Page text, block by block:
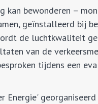
bewonderen –
geïnstalleerd bij
de luchtkwaliteit
van de
tijdens een